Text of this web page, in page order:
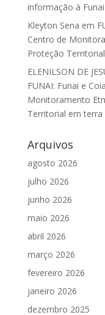
informação à Funai
Kleyton Sena em
Centro de
Proteção
ELENILSON DE
FUNAI: Funai e
Monitoramento
Territorial em
Arquivos
agosto 2026
julho 2026
junho 2026
maio 2026
abril 2026
março 2026
fevereiro 2026
janeiro 2026
dezembro 2025